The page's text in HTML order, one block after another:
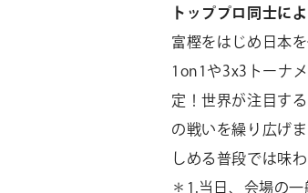
トッププロ同士に
富樫をはじめ日本
1on1や3x3トーナ
定！世界が注目す
の戦いを繰り広げ
しめる普段では味
＊1.当日、会場の